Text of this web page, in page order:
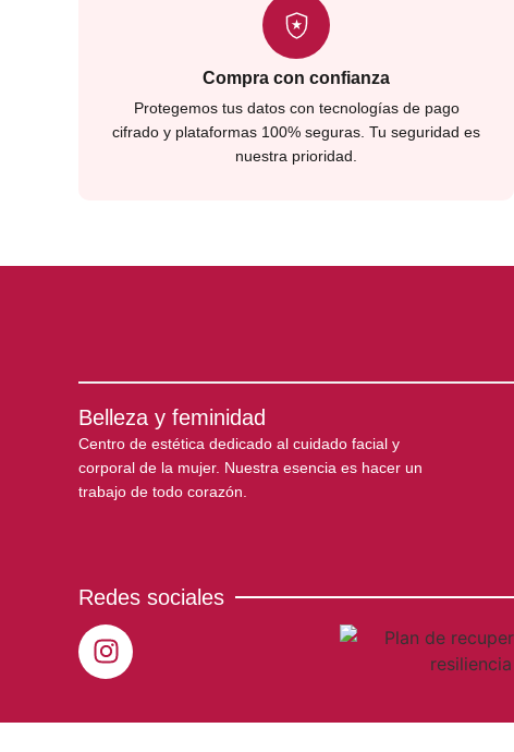
Compra con confianza
Protegemos tus datos con tecnologías de pago
cifrado y plataformas 100% seguras. Tu seguridad es
nuestra prioridad.
Belleza y feminidad
Centro de estética dedicado al cuidado facial y
corporal de la mujer. Nuestra esencia es hacer un
trabajo de todo corazón.
Redes sociales